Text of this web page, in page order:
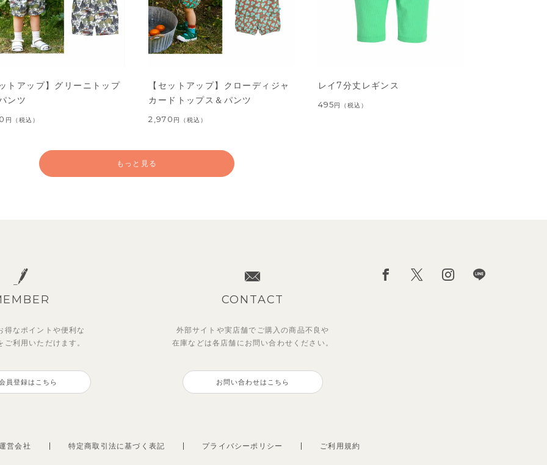
ットアップ】グリーニトップ
ンツ
円 （税込）
【セットアップ】クローディジャ
カードトップス＆パンツ
2,970 円 （税込）
レイ7分丈レギンス
495円 （税込）
トップス＆パンツ
（税込） 2,970
（税込）
ン＆ワンピース
もっと見る
得なポイントや便利な
ご利用いただけます。
員登録はこちら
CONTACT
外部サイトや実店舗でご購入の商品不良や
在庫などは各店舗に お問い合わせください。
お問い合わせはこちら
営会社 特定商取引法に基づく表記 プライバシーポリシー ご利用規約